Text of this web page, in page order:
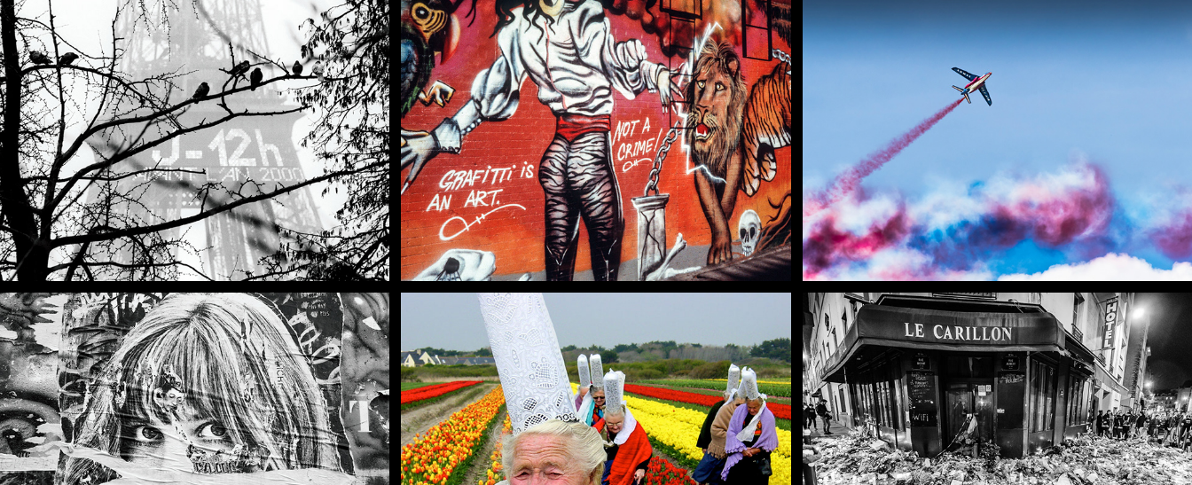
INSTANTS PARISIENS DE FIN
DE SIÈCLE
STREET ART SANS
FRONTIÈRES
VEILLE DE MEETING AÉRIEN
5 BIS RUE DE VERNEUIL
LES DERNIÈRES DES
BIGOUDÈNES
PARIS, NOVEMBRE 2015